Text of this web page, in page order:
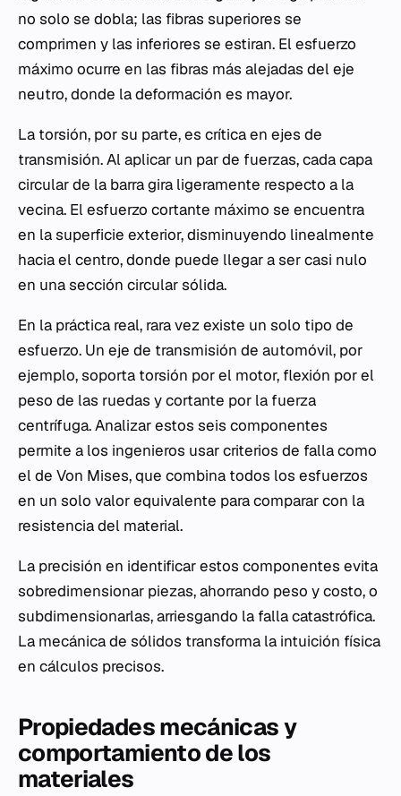
no solo se dobla; las fibras superiores se
comprimen y las inferiores se estiran. El esfuerzo
máximo ocurre en las fibras más alejadas del eje
neutro, donde la deformación es mayor.
La torsión, por su parte, es crítica en ejes de
transmisión. Al aplicar un par de fuerzas, cada capa
circular de la barra gira ligeramente respecto a la
vecina. El esfuerzo cortante máximo se encuentra
en la superficie exterior, disminuyendo linealmente
hacia el centro, donde puede llegar a ser casi nulo
en una sección circular sólida.
En la práctica real, rara vez existe un solo tipo de
esfuerzo. Un eje de transmisión de automóvil, por
ejemplo, soporta torsión por el motor, flexión por el
peso de las ruedas y cortante por la fuerza
centrífuga. Analizar estos seis componentes
permite a los ingenieros usar criterios de falla como
el de Von Mises, que combina todos los esfuerzos
en un solo valor equivalente para comparar con la
resistencia del material.
La precisión en identificar estos componentes evita
sobredimensionar piezas, ahorrando peso y costo, o
subdimensionarlas, arriesgando la falla catastrófica.
La mecánica de sólidos transforma la intuición física
en cálculos precisos.
Propiedades mecánicas y
comportamiento de los
materiales